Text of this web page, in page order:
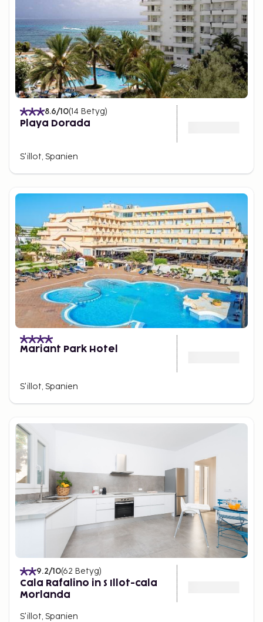
8.6/10(14 Betyg)
Playa Dorada
S'illot, Spanien
Mariant Park Hotel
S'illot, Spanien
9.2/10(62 Betyg)
Cala Rafalino in S Illot-cala
Morlanda
S'illot, Spanien